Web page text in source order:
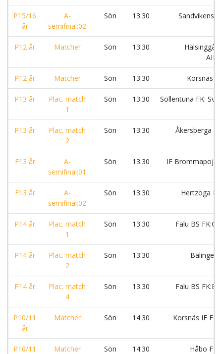
P15/16
år
A-
semifinal:02
Sön 13:30 Sandvikens
P12 år Matcher Sön 13:30
P12 år Matcher Sön 13:30 Korsnäs
P13 år
Plac. match
1
Sön 13:30 Sollentuna FK:
P13 år
Plac. match
2
Sön 13:30 Åkersberga
F13 år
A-
semifinal:01
Sön 13:30 IF
F13 år
A-
semifinal:02
Sön 13:30 Hertzöga
P14 år
Plac. match
1
Sön 13:30 Falu BS
P14 år
Plac. match
2
Sön 13:30 Bälinge
P14 år
Plac. match
4
Sön 13:30 Falu BS
P10/11
år
Matcher Sön 14:30 Korsnäs IF
P10/11
Matcher Sön 14:30 Håbo